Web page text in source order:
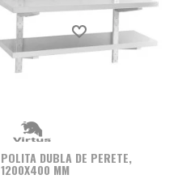
Produs favorit
POLITA DUBLA DE PERETE,
1200X400 MM